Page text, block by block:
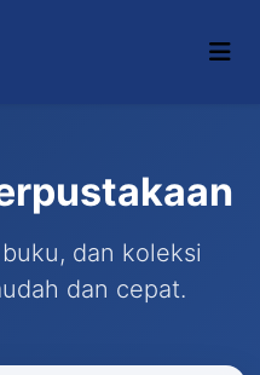
dan koleksi
dan cepat.